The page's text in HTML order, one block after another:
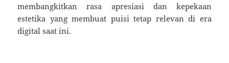
membangkitkan rasa apresiasi dan kepekaan
estetika yang membuat puisi tetap relevan di era
digital saat ini.